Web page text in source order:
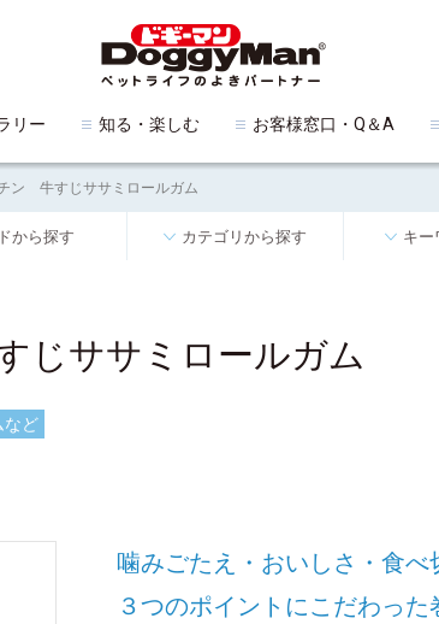
リー 知る・楽しむ お客様窓口・Q＆A
ン 牛すじササミロールガム
から探す カテゴリから探す キー
じササミロールガム
など
噛みごたえ・おいしさ・食べ
３つのポイントにこだわった